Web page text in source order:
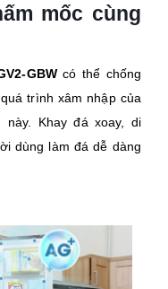
mốc cùng
GBWcó thể chống
trình xâm nhập của
Khay đá xoay, di
dùng làm đá dễ dàng